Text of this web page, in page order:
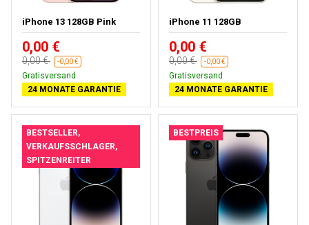
iPhone 13 128GB Pink
0,00 €
0,00 € -0,00 €
Gratisversand
24 MONATE GARANTIE
iPhone 11 128GB
0,00 €
0,00 € -0,00 €
Gratisversand
24 MONATE GARANTIE
BESTSELLER,
VERKAUFSSCHLAGER,
SPITZENREITER
BESTPREIS